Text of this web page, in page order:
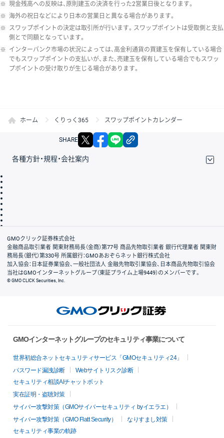
※ 現金残高への反映は、原則建玉の決済を行った2営業日後となります。
※ 海外の祝日などにより日本の営業日と異なる場合があります。
※ スワップポイントの決定は取引所が行います。スワップポイントは受取側と支払
側とで同額となっています。
※ インターバンク市場の状況によっては、高金利通貨の買建玉を保有している場合
でもスワップポイントの支払いが、また、売建玉を保有している場合でもスワッ
プポイントの受け取りが生じる場合があります。
ホーム くりっく365 スワップポイントカレンダー
SHARE X facebook
各種方針・規程・会社案内
会社案内
GMOクリック証券株式会社
金融商品取引業者 関東財務局長（金商）第77号 商品先物取引業者 銀行代理業者 関東財
務局長（銀代）第330号 所属銀行：GMOあおぞらネット銀行株式会社
加入協会：日本証券業協会、一般社団法人 金融先物取引業協会、日本商品先物取引協会
当社はGMOインターネットグループ（東証プライム上場9449）のメンバーです。
© GMO CLICK Securities, Inc.
GMOインターネットグループのセキュリティ事業について
世界初総合ネットセキュリティサービス「GMOセキュリティ24」
パスワード漏洩診断
Webサイトリスク診断
セキュリティ相談AIチャットボット
実在証明・盗聴対策
サイバー攻撃対策（GMOサイバーセキュリティ byイエラエ）
サイバー攻撃対策（GMO Flatt Security）
なりすまし対策
セキュリティ事業の軌跡